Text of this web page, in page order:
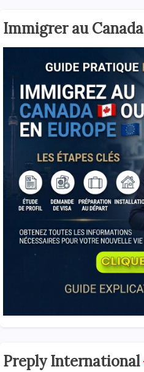
Immigrer au Canada
Preply International